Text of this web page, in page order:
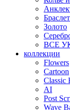
Золото
ВСЕ
коллекции
Flowers
Cartoon
Classic
AI
Post
Wave